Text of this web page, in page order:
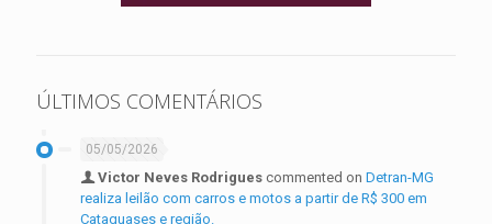
ÚLTIMOS COMENTÁRIOS
05/05/2026
Victor Neves Rodrigues commented on Detran-MG
realiza leilão com carros e motos a partir de R$ 300 em
Cataguases e região.